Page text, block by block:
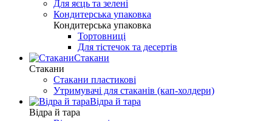
Для яєць та зелені
Кондитерська упаковка
Кондитерська упаковка
Тортовниці
Для тістечок та десертів
Стакани
Стакани
Стакани пластикові
Утримувачі для стаканів (кап-холдери)
Відра й тара
Відра й тара